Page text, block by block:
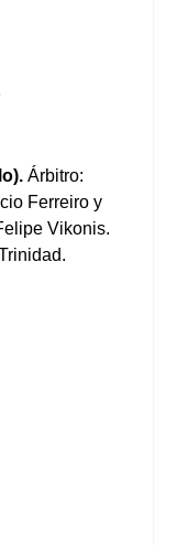
Árbitro:
Ferreiro y
Vikonis.